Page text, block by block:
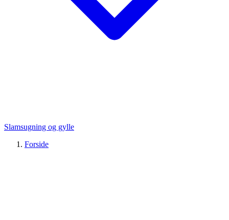
Slamsugning og gylle
Forside